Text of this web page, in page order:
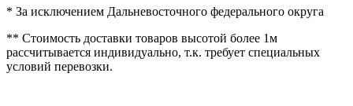
* За исключением Дальневосточного федерального округа
** Стоимость доставки товаров высотой более 1м
рассчитывается индивидуально, т.к. требует специальных
условий перевозки.